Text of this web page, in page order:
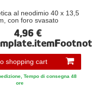
e magneti con base.
nel nostro vasto
Contattaci per trovare
allo
Ti aiutiamo
Puoi anche usare il
al neodimio 40 x 13,5
con foro svasato
4,96 €
shopping cart
Tempo di consegna 48
ore